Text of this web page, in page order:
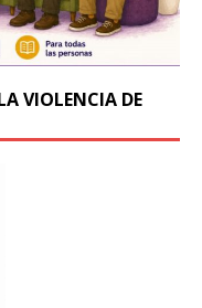
VIOLENCIA DE